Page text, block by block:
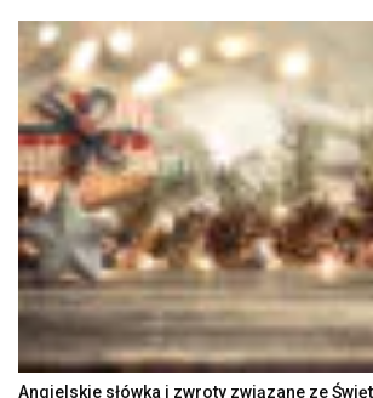
Angielskie słówka i zwroty związane ze